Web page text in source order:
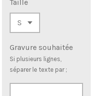
Taille
Gravure souhaitée
Si plusieurs lignes,
séparer le texte par ;